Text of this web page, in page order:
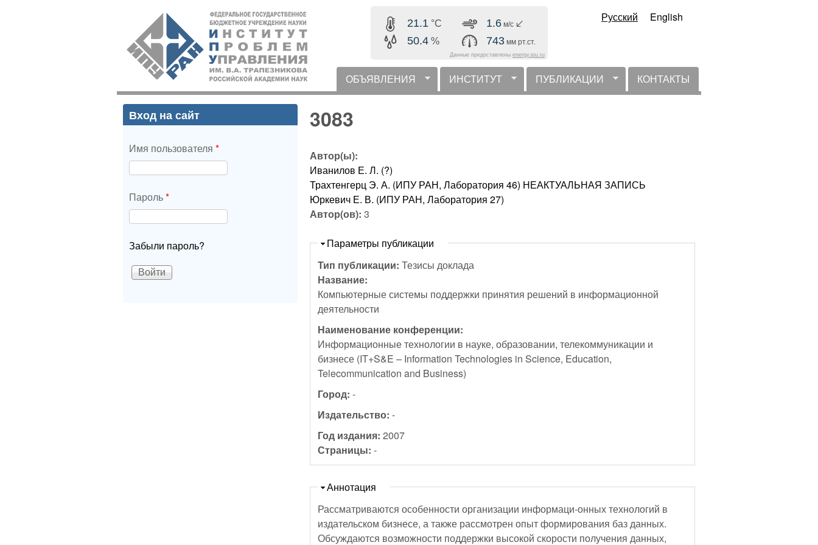
содержанию
ИПУ
РАН
21.1 °C
50.4 %
1.6 м/с
743 мм рт.ст.
Данные предоставлены energy.ipu.ru
Русский English
горизонтальное меню
ОБЪЯВЛЕНИЯ ИНСТИТУТ ПУБЛИКАЦИИ КОНТАКТЫ
3083
Автор(ы):
Иванилов Е. Л. (?)
Трахтенгерц Э. А. (ИПУ РАН, Лаборатория 46) НЕАКТУАЛЬНАЯ ЗАПИСЬ
Юркевич Е. В. (ИПУ РАН, Лаборатория 27)
Автор(ов):3
Скрыть
Параметры публикации
Тип публикации:Тезисы доклада
Название:
Компьютерные системы поддержки принятия решений в информационной
деятельности
Наименование конференции:
Информационные технологии в науке, образовании, телекоммуникации и
бизнесе (IT+S&E – Information Technologies in Science, Education,
Telecommunication and Business)
Город:-
Издательство:-
Год издания:2007
Страницы:-
Скрыть
Аннотация
Рассматриваются особенности организации информаци-онных технологий в
издательском бизнесе, а также рассмотрен опыт формирования баз данных.
Обсуждаются возможности поддержки высокой скорости получения данных,
Вход на сайт
Имя пользователя *
Пароль*
Забыли пароль?